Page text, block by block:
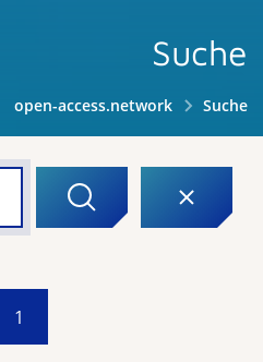
Suche
open-access.network Suche
1